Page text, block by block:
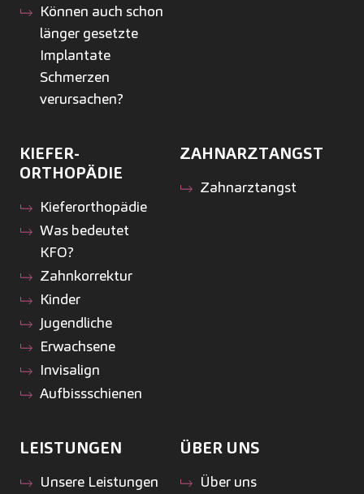
Können auch schon
länger gesetzte
Implantate
Schmerzen
verursachen?
KIEFER­
ORTHOPÄDIE
Kiefer­orthopädie
Was bedeutet
KFO?
Zahnkorrektur
Kinder
Jugendliche
Erwachsene
Invisalign
Aufbissschienen
ZAHNARZTANGST
Zahnarztangst
LEISTUNGEN
Unsere Leistungen
ÜBER UNS
Über uns